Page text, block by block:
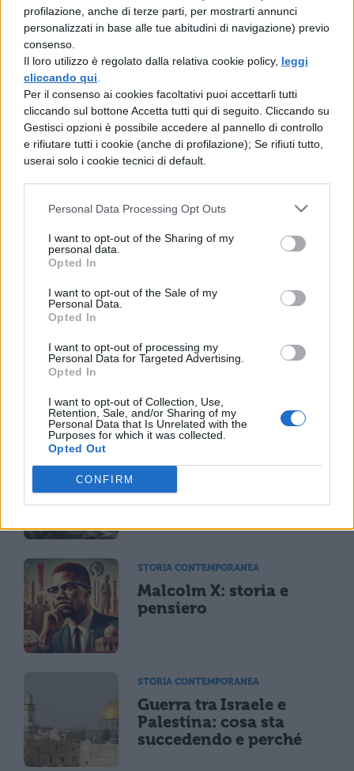
profilazione, anche di terze parti, per mostrarti annunci
personalizzati in base alle tue abitudini di navigazione) previo
consenso.
Il loro utilizzo è regolato dalla relativa cookie policy, leggi
cliccando qui
Per il consenso ai cookies facoltativi puoi accettarli tutti
cliccando sul bottone Accetta tutti qui di seguito. Cliccando su
Gestisci opzioni è possibile accedere al pannello di controllo
e rifiutare tutti i cookie (anche di profilazione); Se rifiuti tutto,
userai solo i cookie tecnici di default.
Personal Data Processing Opt Outs
I want to opt-out of the Sharing of my
personal data.
Opted In
I want to opt-out of the Sale of my
Personal Data.
Opted In
I want to opt-out of processing my
Personal Data for Targeted Advertising.
Opted In
I want to opt-out of Collection, Use,
Retention, Sale, and/or Sharing of my
Personal Data that Is Unrelated with the
Purposes for which it was collected.
Opted Out
CONFIRM
l'internazionalismo.
Scarica il contenuto
Rosa Parks: biografia e
Manifesto di Ventotene:
fondamentali
riassunto, cause e
conseguenze
STORIA CONTEMPORANEA
Malcolm X: storia e
pensiero
STORIA CONTEMPORANEA
Guerra tra Israele e
Palestina: cosa sta
succedendo e perché